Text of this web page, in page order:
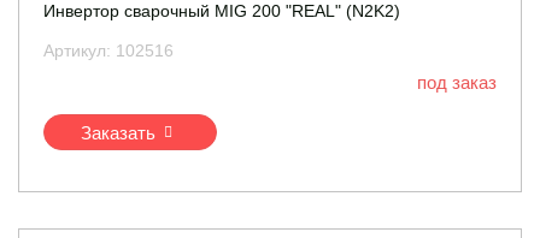
Инвертор сварочный MIG 200 "REAL" (N2K2)
Артикул: 102516
под заказ
Заказать